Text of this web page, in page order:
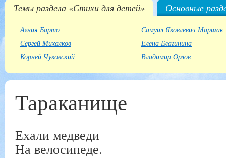
Темы раздела «Стихи для детей» Основные
Агния Барто
Сергей Михалков
Корней Чуковский
Самуил Яковлевич Маршак
Елена Благинина
Владимир Орлов
Тараканище
Ехали медведи
На велосипеде.